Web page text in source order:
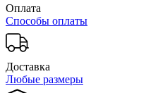
Оплата
Способы оплаты
Доставка
Любые размеры